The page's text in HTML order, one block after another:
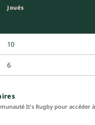
Joués
10
6
It's Rugby pour accéder